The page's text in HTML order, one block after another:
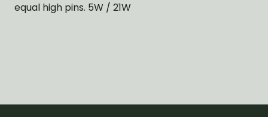
equal high pins. 5W / 21W